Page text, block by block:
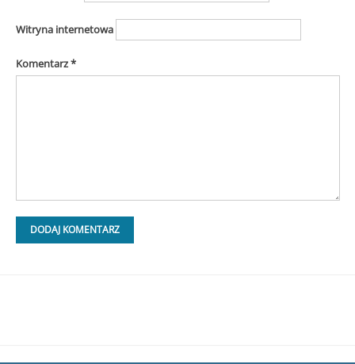
Witryna internetowa
Komentarz*